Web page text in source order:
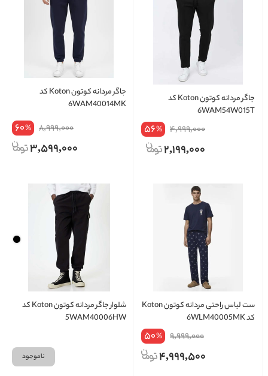
جاگر مردانه کوتون Koton کد
6WAM54W015T
4,999,000
56%
2,199,000
جاگر مردانه کوتون Koton کد
6WAM40014MK
8,999,000
60%
3,599,000
ست لباس راحتی مردانه کوتون Koton
کد 6WLM40005MK
9,999,000
50%
4,999,500
شلوار جاگر مردانه کوتون Koton کد
5WAM40006HW
ناموجود